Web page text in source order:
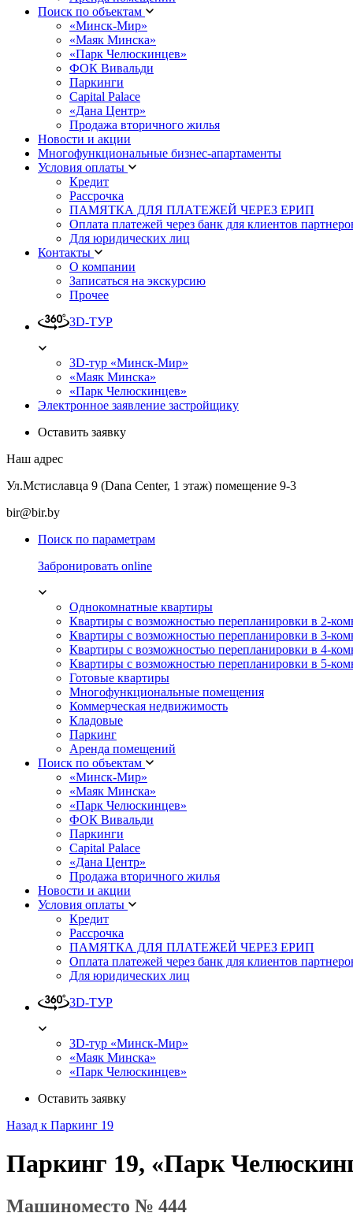
Поиск по объектам
«Минск-Мир»
«Маяк Минска»
«Парк Челюскинцев»
ФОК Вивальди
Паркинги
Capital Palace
«Дана Центр»
Продажа вторичного жилья
Новости и акции
Многофункциональные бизнес-апартаменты
Условия оплаты
Кредит
Рассрочка
ПАМЯТКА ДЛЯ ПЛАТЕЖЕЙ ЧЕРЕЗ ЕРИП
Оплата платежей через банк для клиентов
Для юридических лиц
Контакты
О компании
Записаться на экскурсию
Прочее
3D-ТУР
3D-тур «Минск-Мир»
«Маяк Минска»
«Парк Челюскинцев»
Электронное заявление застройщику
Оставить заявку
Наш адрес
Ул.Мстиславца 9 (Dana Center, 1 этаж) помещение 9-3
bir@bir.by
Поиск по параметрам
Забронировать online
Однокомнатные квартиры
Квартиры с возможностью перепланировки в 2-
Квартиры с возможностью перепланировки в 3-
Квартиры с возможностью перепланировки в 4-
Квартиры с возможностью перепланировки в 5-
Готовые квартиры
Многофункциональные помещения
Коммерческая недвижимость
Кладовые
Паркинг
Аренда помещений
Поиск по объектам
«Минск-Мир»
«Маяк Минска»
«Парк Челюскинцев»
ФОК Вивальди
Паркинги
Capital Palace
«Дана Центр»
Продажа вторичного жилья
Новости и акции
Условия оплаты
Кредит
Рассрочка
ПАМЯТКА ДЛЯ ПЛАТЕЖЕЙ ЧЕРЕЗ ЕРИП
Оплата платежей через банк для клиентов
Для юридических лиц
3D-ТУР
3D-тур «Минск-Мир»
«Маяк Минска»
«Парк Челюскинцев»
Оставить заявку
Назад к Паркинг 19
Паркинг 19, «Парк
Машиноместо № 444